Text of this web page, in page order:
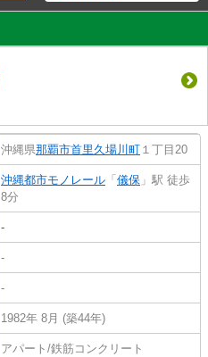
沖縄県那覇市首里久場川町 １丁目20
沖縄都市モノレール 「 儀保 」駅 徒歩
8分
-
-
-
1982年 8月 (築44年)
アパート/鉄筋コンクリート